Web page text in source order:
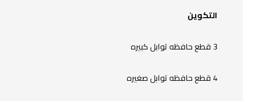
التكوين
3 قطع حافظه توابل كبيره
4 قطع حافظه توابل صغيره